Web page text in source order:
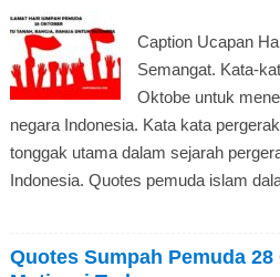
Caption Ucapan
Semangat. Kata-
Oktobe untuk
negara Indonesia. Kata kata
tonggak utama dalam sejarah
Indonesia. Quotes pemuda islam
Quotes Sumpah Pemuda